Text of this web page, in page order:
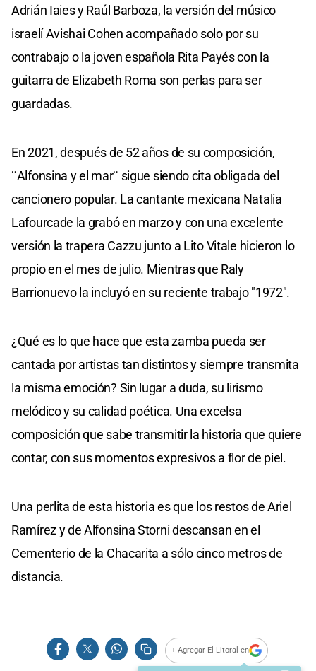
Adrián Iaies y Raúl Barboza, la versión del músico
israelí Avishai Cohen acompañado solo por su
contrabajo o la joven española Rita Payés con la
guitarra de Elizabeth Roma son perlas para ser
guardadas.
En 2021, después de 52 años de su composición,
¨Alfonsina y el mar¨ sigue siendo cita obligada del
cancionero popular. La cantante mexicana Natalia
Lafourcade la grabó en marzo y con una excelente
versión la trapera Cazzu junto a Lito Vitale hicieron lo
propio en el mes de julio. Mientras que Raly
Barrionuevo la incluyó en su reciente trabajo "1972".
¿Qué es lo que hace que esta zamba pueda ser
cantada por artistas tan distintos y siempre transmita
la misma emoción? Sin lugar a duda, su lirismo
melódico y su calidad poética. Una excelsa
composición que sabe transmitir la historia que quiere
contar, con sus momentos expresivos a flor de piel.
Una perlita de esta historia es que los restos de Ariel
Ramírez y de Alfonsina Storni descansan en el
Cementerio de la Chacarita a sólo cinco metros de
distancia.
+ Agregar El Litoral en